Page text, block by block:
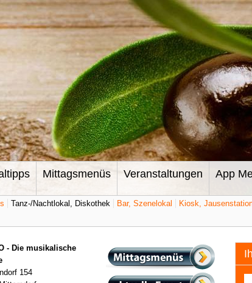
Mittagsmenüs Veranstaltungen App
Tanz-/Nachtlokal, Diskothek Bar, Szenelokal Kiosk,
- Die musikalische
154